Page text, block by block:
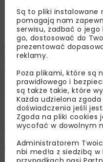
Umowa i
projektowych
Biuro projektowe będzie
przygotowanie projektu
niezbędnych decyzji
drogi. Przy sprawnym
oraz pozyskiwaniu
zasadnicza
2026 r. Kolejnym krokiem
na wyłonienie
Nowa trasa będzie miała
trzema pasami ruchu.
Są to pliki instalowane
pomagają nam
serwisu, zadbać o
go, dostosować do
prezentować
reklamy.
Poza plikami, które są
prawidłowego i
są także takie, które
Każda udzielona
doświadczenia jeśli
Zgoda na pliki cookies
wycofać w dowolnym
Administratorem
nbi med!a z siedzibą w